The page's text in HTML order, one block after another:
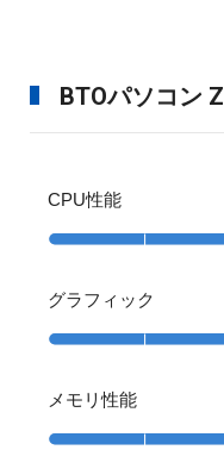
BTOパソコン
CPU性能
グラフィック
メモリ性能